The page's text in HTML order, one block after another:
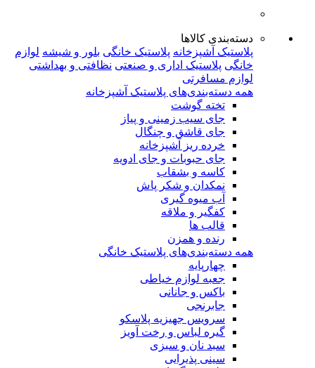
دسته‌بندی کالاها
پلاستیک آشپزخانه پلاستیک خانگی بلور و شیشه لوازم
خانگی پلاستیک اداری و صنعتی نظافتی و بهداشتی
لوازم مسافرتی
همه دسته‌بندی‌های پلاستیک آشپزخانه
تخته گوشت
جای سیب زمینی و پیاز
جای قاشق و چنگال
خرده ریز آشپزخانه
جای حبوبات و جای ادویه
کاسه و بشقاب
نمکدان و شکر پاش
آب میوه گیری
کفگیر و ملاقه
قالب ها
رنده و همزن
همه دسته‌بندی‌های پلاستیک خانگی
چهارپایه
جعبه لوازم خیاطی
باکس و جانانی
جابرنجی
سرویس جهیزیه پلاسکو
گیره لباس و رخت آویز
سبد نان و سبزی
سینی پذیرایی